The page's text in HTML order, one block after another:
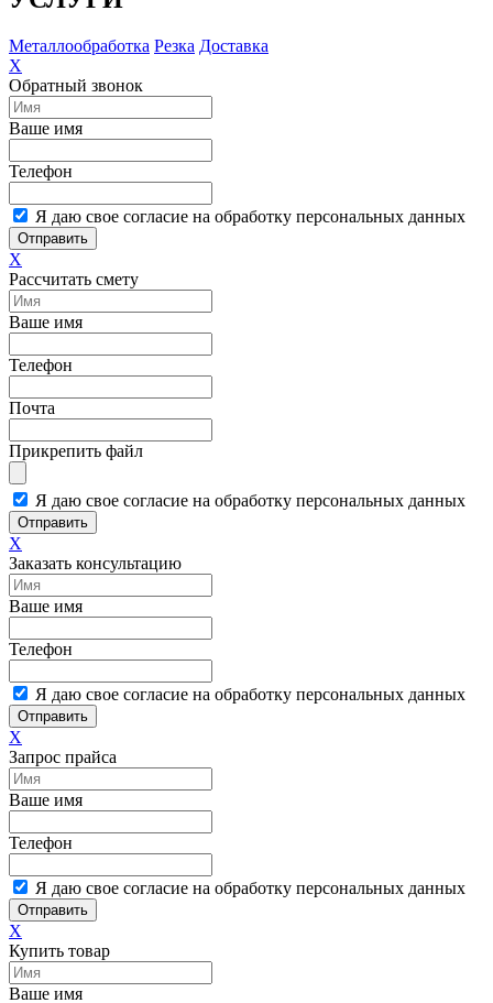
Металлообработка Резка Доставка
X
Обратный звонок
Ваше имя
Телефон
Я даю свое согласие на обработку персональных данных
Отправить
X
Рассчитать смету
Ваше имя
Телефон
Почта
Прикрепить файл
Я даю свое согласие на обработку персональных данных
Отправить
X
Заказать консультацию
Ваше имя
Телефон
Я даю свое согласие на обработку персональных данных
Отправить
X
Запрос прайса
Ваше имя
Телефон
Я даю свое согласие на обработку персональных данных
Отправить
X
Купить товар
Ваше имя